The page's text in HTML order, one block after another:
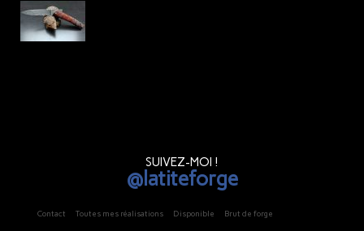
SUIVEZ-MOI !
@latiteforge
Contact Toutes mes réalisations Disponible Brut de forge